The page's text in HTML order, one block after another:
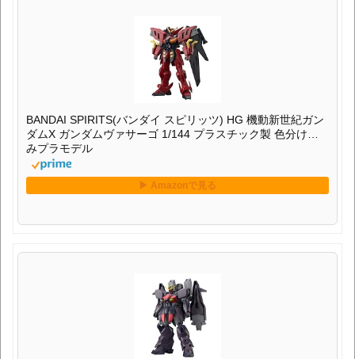
BANDAI SPIRITS(バンダイ スピリッツ) HG 機動新世紀ガン
ダムX ガンダムヴァサーゴ 1/144 プラスチック製 色分け済
みプラモデル